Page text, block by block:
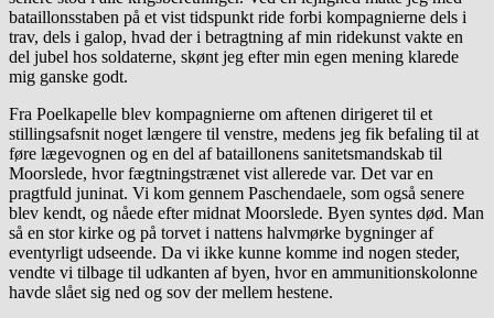
bataillonsstaben på et vist tidspunkt ride forbi kompagnierne dels i
trav, dels i galop, hvad der i betragtning af min ridekunst vakte en
del jubel hos soldaterne, skønt jeg efter min egen mening klarede
mig ganske godt.
Fra Poelkapelle blev kompagnierne om aftenen dirigeret til et
stillingsafsnit noget længere til venstre, medens jeg fik befaling til at
føre lægevognen og en del af bataillonens sanitetsmandskab til
Moorslede, hvor fægtningstrænet vist allerede var. Det var en
pragtfuld juninat. Vi kom gennem Paschendaele, som også senere
blev kendt, og nåede efter midnat Moorslede. Byen syntes død. Man
så en stor kirke og på torvet i nattens halvmørke bygninger af
eventyrligt udseende. Da vi ikke kunne komme ind nogen steder,
vendte vi tilbage til udkanten af byen, hvor en ammunitionskolonne
havde slået sig ned og sov der mellem hestene.